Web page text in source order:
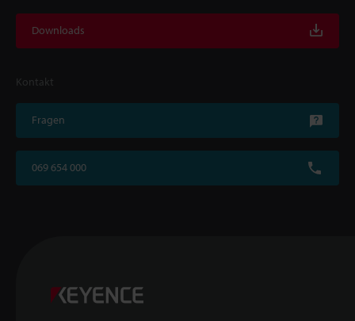
Downloads
Kontakt
Fragen
069 654 000